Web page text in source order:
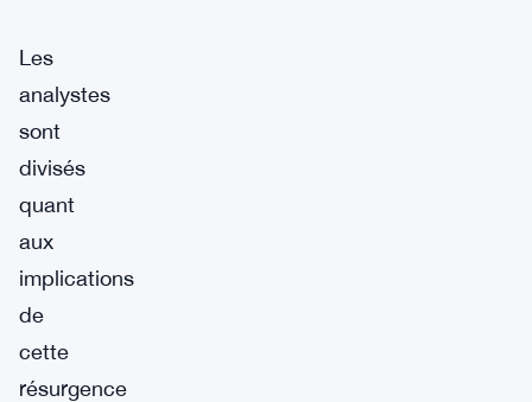
Les
analystes
sont
divisés
quant
aux
implications
de
cette
résurgence